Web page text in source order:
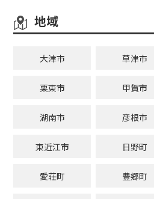
地域
大津市 草津市
栗東市 甲賀市
湖南市 彦根市
東近江市 日野町
愛荘町 豊郷町